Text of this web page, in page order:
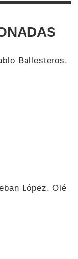
Ballesteros.
López. Olé